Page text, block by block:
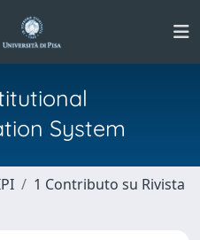
System
1 Contributo su Rivista